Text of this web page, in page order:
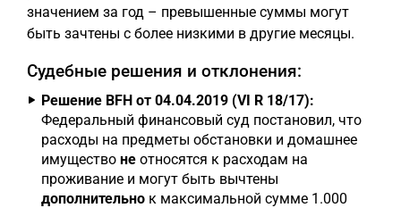
значением за год – превышенные суммы могут
быть зачтены с более низкими в другие месяцы.
Судебные решения и отклонения:
Решение BFH от 04.04.2019 (VI R 18/17):
Федеральный финансовый суд постановил, что
расходы на предметы обстановки и домашнее
имущество не относятся к расходам на
проживание и могут быть вычтены
дополнительно к максимальной сумме 1.000